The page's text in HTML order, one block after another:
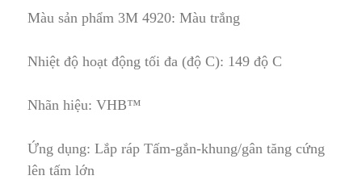
Màu sản phẩm 3M 4920: Màu trắng
Nhiệt độ hoạt động tối đa (độ C): 149 độ C
Nhãn hiệu: VHB™
Ứng dụng: Lắp ráp Tấm-gắn-khung/gân tăng cứng
lên tấm lớn